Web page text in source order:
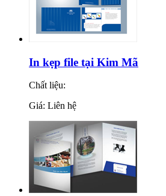
In kẹp file tại Kim Mã
Chất liệu:
Giá: Liên hệ